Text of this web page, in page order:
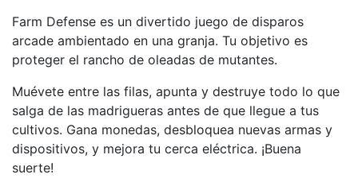
Farm Defense es un divertido juego de disparos
arcade ambientado en una granja. Tu objetivo es
proteger el rancho de oleadas de mutantes.
Muévete entre las filas, apunta y destruye todo lo que
salga de las madrigueras antes de que llegue a tus
cultivos. Gana monedas, desbloquea nuevas armas y
dispositivos, y mejora tu cerca eléctrica. ¡Buena
suerte!